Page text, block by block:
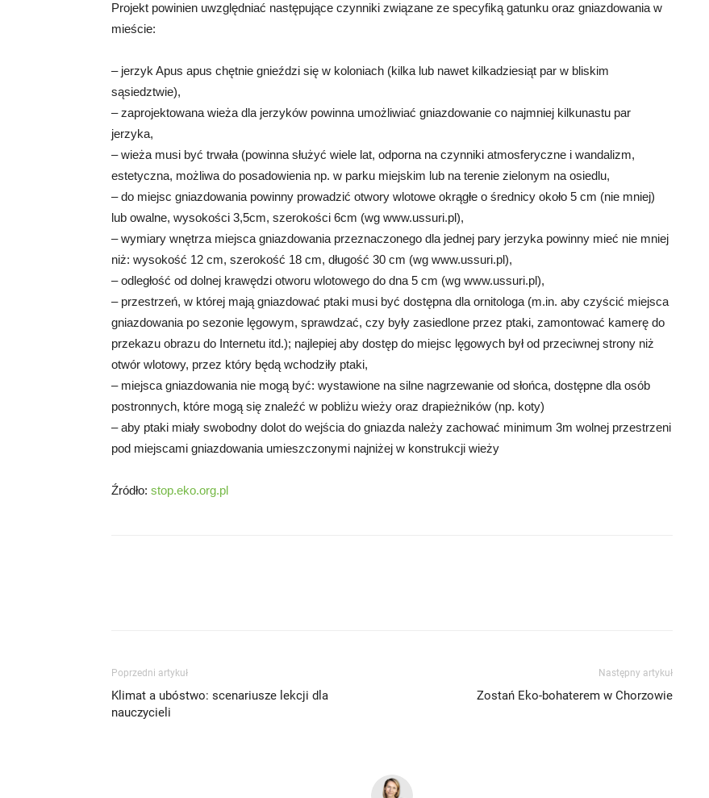
Projekt powinien uwzględniać następujące czynniki związane ze specyfiką gatunku oraz gniazdowania w
mieście:
– jerzyk Apus apus chętnie gnieździ się w koloniach (kilka lub nawet kilkadziesiąt par w bliskim
sąsiedztwie),
– zaprojektowana wieża dla jerzyków powinna umożliwiać gniazdowanie co najmniej kilkunastu par
jerzyka,
– wieża musi być trwała (powinna służyć wiele lat, odporna na czynniki atmosferyczne i wandalizm,
estetyczna, możliwa do posadowienia np. w parku miejskim lub na terenie zielonym na osiedlu,
– do miejsc gniazdowania powinny prowadzić otwory wlotowe okrągłe o średnicy około 5 cm (nie mniej)
lub owalne, wysokości 3,5cm, szerokości 6cm (wg www.ussuri.pl),
– wymiary wnętrza miejsca gniazdowania przeznaczonego dla jednej pary jerzyka powinny mieć nie mniej
niż: wysokość 12 cm, szerokość 18 cm, długość 30 cm (wg www.ussuri.pl),
– odległość od dolnej krawędzi otworu wlotowego do dna 5 cm (wg www.ussuri.pl),
– przestrzeń, w której mają gniazdować ptaki musi być dostępna dla ornitologa (m.in. aby czyścić miejsca
gniazdowania po sezonie lęgowym, sprawdzać, czy były zasiedlone przez ptaki, zamontować kamerę do
przekazu obrazu do Internetu itd.); najlepiej aby dostęp do miejsc lęgowych był od przeciwnej strony niż
otwór wlotowy, przez który będą wchodziły ptaki,
– miejsca gniazdowania nie mogą być: wystawione na silne nagrzewanie od słońca, dostępne dla osób
postronnych, które mogą się znaleźć w pobliżu wieży oraz drapieżników (np. koty)
– aby ptaki miały swobodny dolot do wejścia do gniazda należy zachować minimum 3m wolnej przestrzeni
pod miejscami gniazdowania umieszczonymi najniżej w konstrukcji wieży
Źródło: stop.eko.org.pl
Poprzedni artykuł
Klimat a ubóstwo: scenariusze lekcji dla
nauczycieli
Następny artykuł
Zostań Eko-bohaterem w Chorzowie